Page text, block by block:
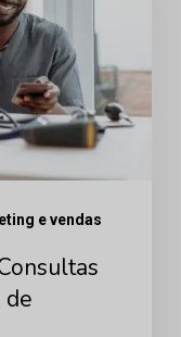
e vendas
de